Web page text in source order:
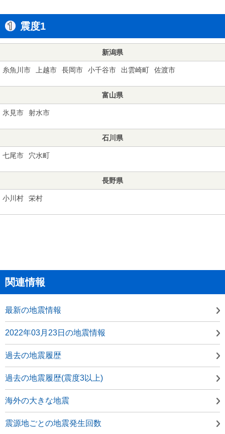
震度1
新潟県
糸魚川市 上越市 長岡市 小千谷市 出雲崎町 佐渡市
富山県
氷見市 射水市
石川県
七尾市 穴水町
長野県
小川村 栄村
関連情報
最新の地震情報
2022年03月23日の地震情報
過去の地震履歴
過去の地震履歴(震度3以上)
海外の大きな地震
震源地ごとの地震発生回数